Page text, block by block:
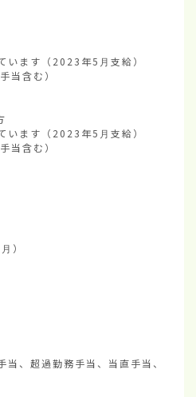
ます（2023年5月支給）
当含む）
ます（2023年5月支給）
当含む）
）
、超過勤務手当、当直手当、